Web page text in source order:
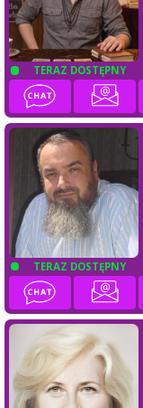
TERAZ DOSTĘPNY
TERAZ DOSTĘPNY